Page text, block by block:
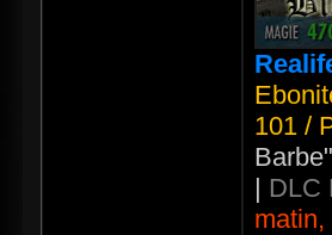
101 /
| DLC